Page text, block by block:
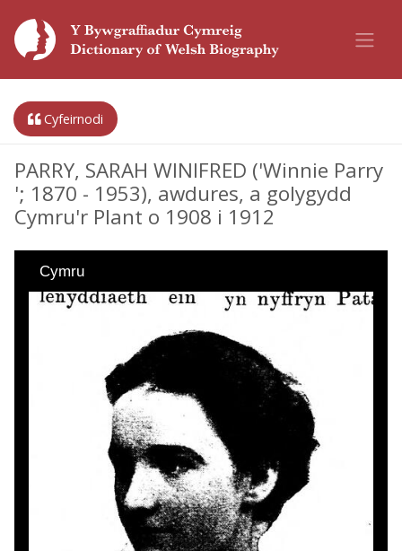
Cyfeirnodi
PARRY, SARAH WINIFRED ('Winnie Parry
'; 1870 - 1953), awdures, a golygydd
Cymru'r Plant o 1908 i 1912
Cymru